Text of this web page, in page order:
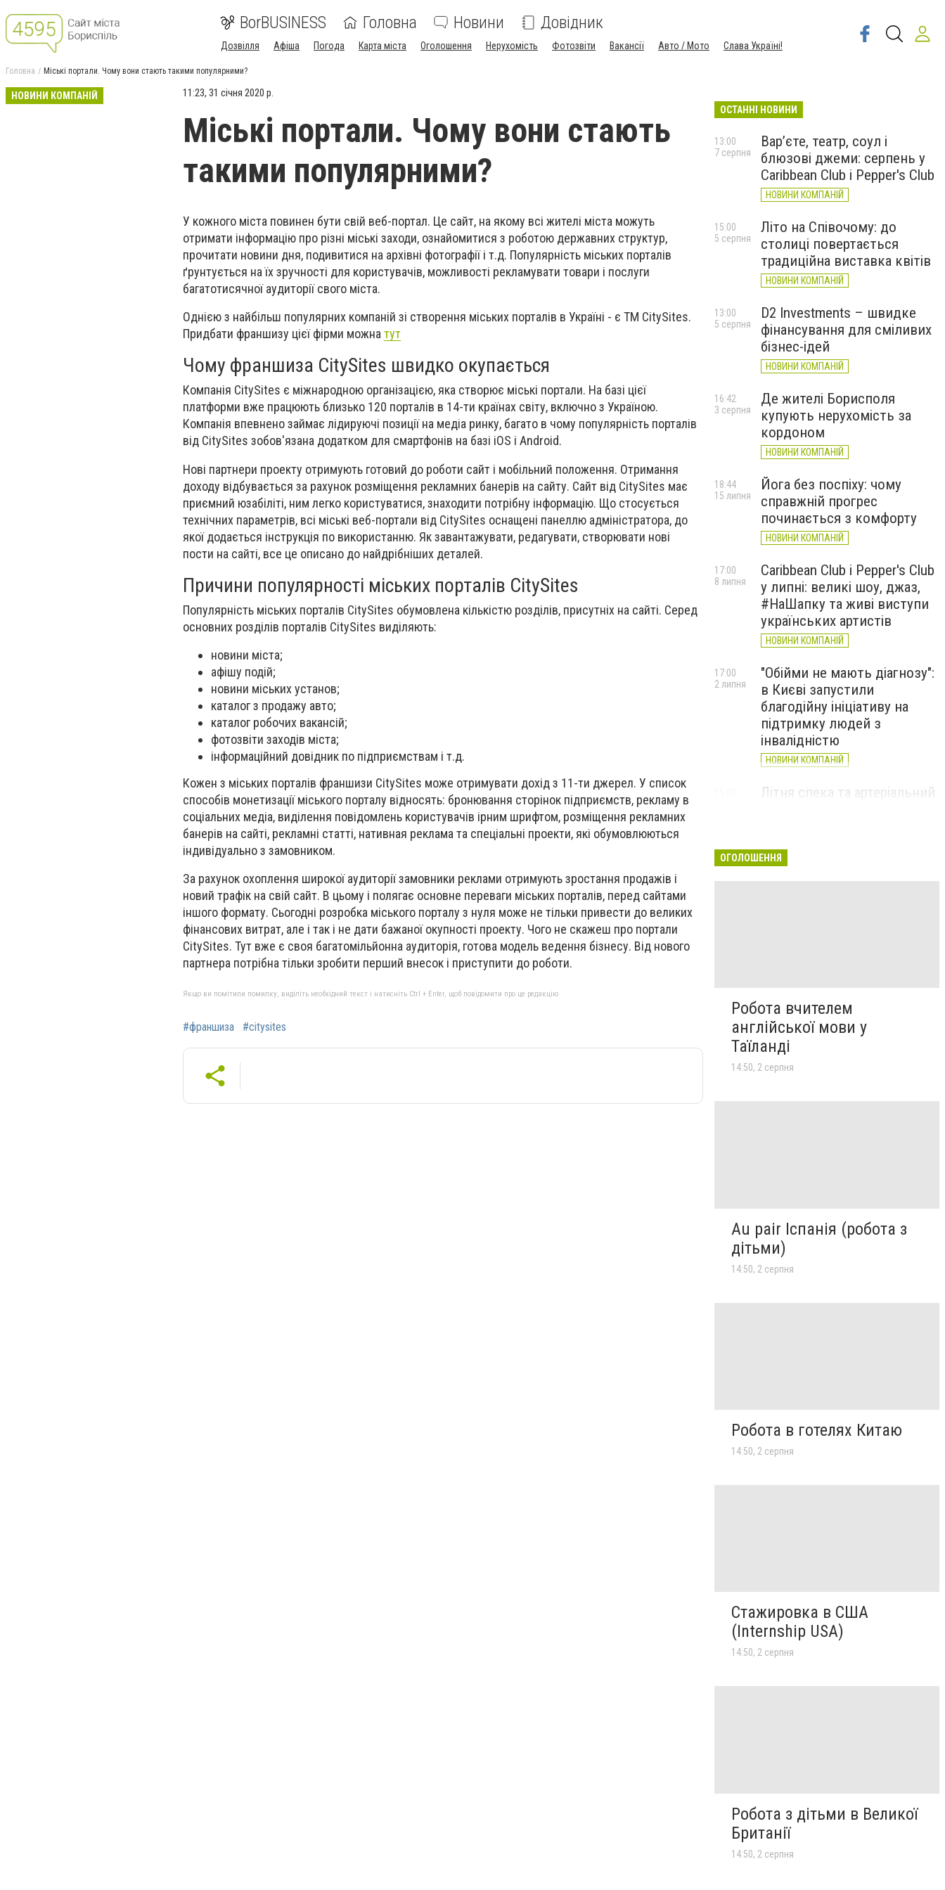
BorBUSINESS Головна Новини Довідник
Дозвілля Афіша Погода Карта міста Оголошення Нерухомість Фотозвіти Вакансії Авто / Мото Слава Україні!
Головна Міські портали. Чому вони стають такими популярними?
НОВИНИ КОМПАНІЙ 11:23, 31 січня 2020 р.
Міські портали. Чому вони стають
такими популярними?
У кожного міста повинен бути свій веб-портал. Це сайт, на якому всі жителі міста можуть
отримати інформацію про різні міські заходи, ознайомитися з роботою державних структур,
прочитати новини дня, подивитися на архівні фотографії і т.д. Популярність міських порталів
ґрунтується на їх зручності для користувачів, можливості рекламувати товари і послуги
багатотисячної аудиторії свого міста.
Однією з найбільш популярних компаній зі створення міських порталів в Україні - є ТМ CitySites.
Придбати франшизу цієї фірми можна тут
Чому франшиза CitySites швидко окупається
Компанія CitySites є міжнародною організацією, яка створює міські портали. На базі цієї
платформи вже працюють близько 120 порталів в 14-ти країнах світу, включно з Україною.
Компанія впевнено займає лідируючі позиції на медіа ринку, багато в чому популярність порталів
від CitySites зобов'язана додатком для смартфонів на базі iOS і Android.
Нові партнери проекту отримують готовий до роботи сайт і мобільний положення. Отримання
доходу відбувається за рахунок розміщення рекламних банерів на сайту. Сайт від CitySites має
приємний юзабіліті, ним легко користуватися, знаходити потрібну інформацію. Що стосується
технічних параметрів, всі міські веб-портали від CitySites оснащені панеллю адміністратора, до
якої додається інструкція по використанню. Як завантажувати, редагувати, створювати нові
пости на сайті, все це описано до найдрібніших деталей.
Причини популярності міських порталів CitySites
Популярність міських порталів CitySites обумовлена ​​кількістю розділів, присутніх на сайті. Серед
основних розділів порталів CitySites виділяють:
новини міста;
афішу подій;
новини міських установ;
каталог з продажу авто;
каталог робочих вакансій;
фотозвіти заходів міста;
інформаційний довідник по підприємствам і т.д.
Кожен з міських порталів франшизи CitySites може отримувати дохід з 11-ти джерел. У список
способів монетизації міського порталу відносять: бронювання сторінок підприємств, рекламу в
соціальних медіа, виділення повідомлень користувачів ірним шрифтом, розміщення рекламних
банерів на сайті, рекламні статті, нативная реклама та спеціальні проекти, які обумовлюються
індивідуально з замовником.
За рахунок охоплення широкої аудиторії замовники реклами отримують зростання продажів і
новий трафік на свій сайт. В цьому і полягає основне переваги міських порталів, перед сайтами
іншого формату. Сьогодні розробка міського порталу з нуля може не тільки привести до великих
фінансових витрат, але і так і не дати бажаної окупності проекту. Чого не скажеш про портали
CitySites. Тут вже є своя багатомільйонна аудиторія, готова модель ведення бізнесу. Від нового
партнера потрібна тільки зробити перший внесок і приступити до роботи.
Якщо ви помітили помилку, виділіть необхідний текст і натисніть Ctrl + Enter, щоб повідомити про це редакцію
#франшиза #citysites
ОСТАННІ НОВИНИ
Вар’єте, театр, соул і
блюзові джеми: серпень у
Caribbean Club і Pepper's Club
НОВИНИ КОМПАНІЙ
13:00
7 серпня
Літо на Співочому: до
столиці повертається
традиційна виставка квітів
НОВИНИ КОМПАНІЙ
15:00
5 серпня
D2 Investments – швидке
фінансування для сміливих
бізнес-ідей
НОВИНИ КОМПАНІЙ
13:00
5 серпня
Де жителі Борисполя
купують нерухомість за
кордоном
НОВИНИ КОМПАНІЙ
16:42
3 серпня
Йога без поспіху: чому
справжній прогрес
починається з комфорту
НОВИНИ КОМПАНІЙ
18:44
15 липня
Caribbean Club і Pepper's Club
у липні: великі шоу, джаз,
#НаШапку та живі виступи
українських артистів
НОВИНИ КОМПАНІЙ
17:00
8 липня
"Обійми не мають діагнозу":
в Києві запустили
благодійну ініціативу на
підтримку людей з
інвалідністю
НОВИНИ КОМПАНІЙ
17:00
2 липня
Літня спека та артеріальний
ОГОЛОШЕННЯ
Робота вчителем
англійської мови у
Таїланді
14:50, 2 серпня
Au pair Іспанія (робота з
дітьми)
14:50, 2 серпня
Робота в готелях Китаю
14:50, 2 серпня
Стажировка в США
(Internship USA)
14:50, 2 серпня
Робота з дітьми в Великої
Британії
14:50, 2 серпня